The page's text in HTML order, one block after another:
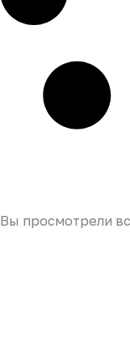
Вы просмотрели